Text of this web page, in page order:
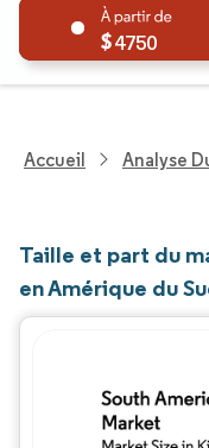
4750
Accueil Analyse
Taille et part du
en Amérique du